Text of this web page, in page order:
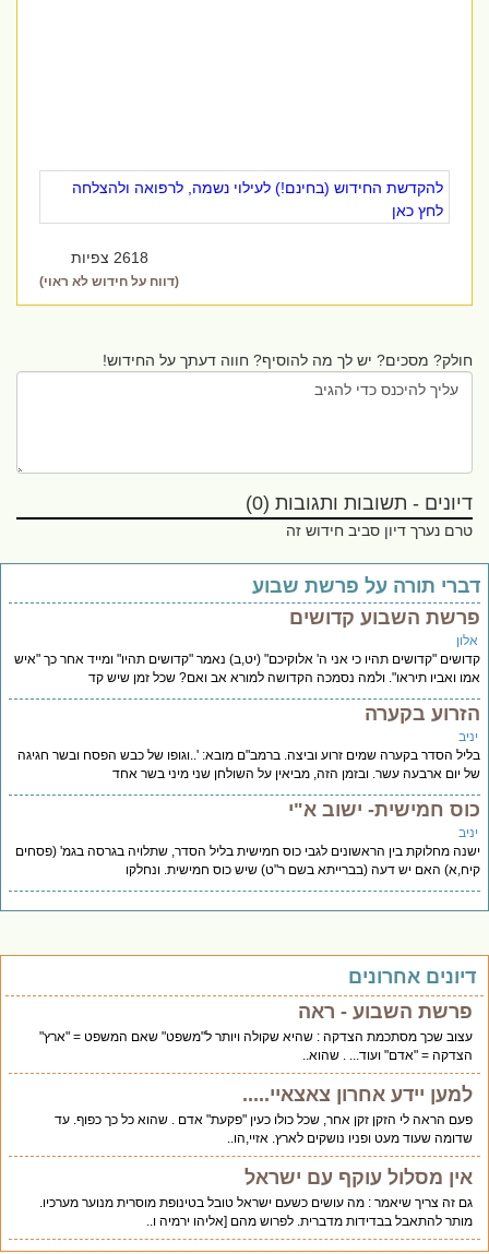
להקדשת החידוש (בחינם!) לעילוי נשמה, לרפואה ולהצלחה
לחץ כאן
2618 צפיות
(דווח על חידוש לא ראוי)
חולק? מסכים? יש לך מה להוסיף? חווה דעתך על החידוש!
דיונים - תשובות ותגובות (0)
טרם נערך דיון סביב חידוש זה
תורה על פרשת שבוע
השבוע קדושים
"קדושים תהיו כי אני ה' אלוקיכם" (יט,ב) נאמר "קדושים תהיו" ומייד אחר כך "איש
ואביו תיראו". ולמה נסמכה הקדושה למורא אב ואם? שכל זמן שיש קד
בקערה
הסדר בקערה שמים זרוע וביצה. ברמב"ם מובא: '..וגופו של כבש הפסח ובשר חגיגה
יום ארבעה עשר. ובזמן הזה, מביאין על השולחן שני מיני בשר אחד
חמישית- ישוב א"י
מחלוקת בין הראשונים לגבי כוס חמישית בליל הסדר, שתלויה בגרסה בגמ' (פסחים
האם יש דעה (בברייתא בשם ר"ט) שיש כוס חמישית. ונחלקו
אחרונים
פרשת השבוע - ראה
עצוב שכך מסתכמת הצדקה : שהיא שקולה ויותר ל"משפט" שאם המשפט = "ארץ"
הצדקה = "אדם" ועוד... . שהוא..
למען יידע אחרון צאצאיי.....
פעם הראה לי הזקן זקן אחר, שכל כולו כעין "פקעת" אדם . שהוא כל כך כפוף. עד
שדומה שעוד מעט ופניו נושקים לארץ. אזיי,הו..
אין מסלול עוקף עם ישראל
גם זה צריך שיאמר : מה עושים כשעם ישראל טובל בטינופת מוסרית מנוער מערכיו.
מותר להתאבל בבדידות מדברית. לפרוש מהם [אליהו ירמיה ו..